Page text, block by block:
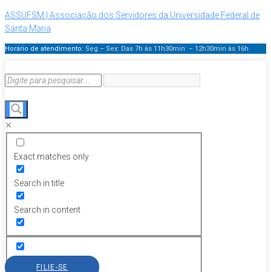
ASSUFSM | Associação dos Servidores da Universidade Federal de
Santa Maria
Horário de atendimento: Seg – Sex: Das 7h às 11h30min – 12h30min às 16h
Exact matches only
Search in title
Search in content
FILIE-SE